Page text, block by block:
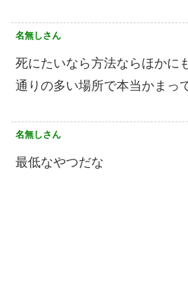
名無しさん
死にたいなら方法ならほかに
通りの多い場所で本当かまっ
名無しさん
最低なやつだな